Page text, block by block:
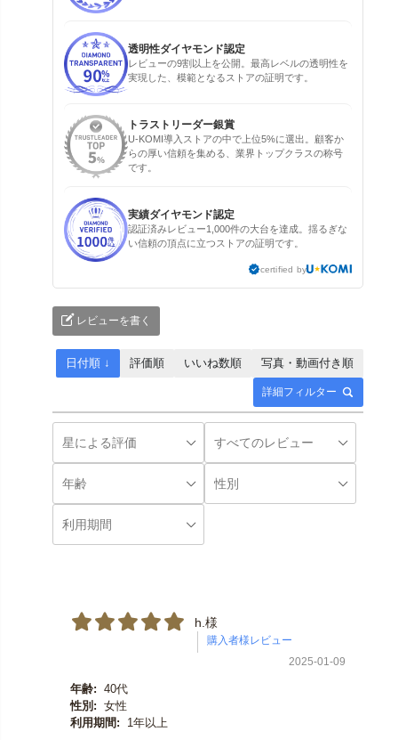
透明性ダイヤモンド認定
レビューの9割以上を公開。最高レベルの透明性を
実現した、模範となるストアの証明です。
トラストリーダー銀賞
U-KOMI導入ストアの中で上位5%に選出。顧客か
らの厚い信頼を集める、業界トップクラスの称号
です。
実績ダイヤモンド認定
認証済みレビュー1,000件の大台を達成。揺るぎな
い信頼の頂点に立つストアの証明です。
certified by
レビューを書く
詳細フィルター
日付順 ↓ 評価順 いいね数順 写真・動画付き順
h.様
2025-01-09
年齢: 40代
性別: 女性
利用期間:
1年以上